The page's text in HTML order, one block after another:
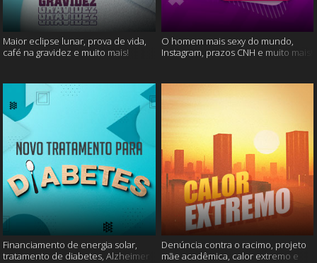
Maior eclipse lunar, prova de vida,
café na gravidez e muito mais!
O homem mais sexy do mundo,
Instagram, prazos CNH e muito mais!
Financiamento de energia solar,
tratamento de diabetes, Alzheimer
Denúncia contra o racimo, projeto
mãe acadêmica, calor extremo e